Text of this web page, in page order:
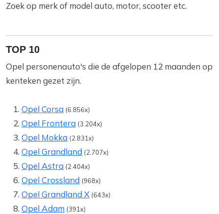
Zoek op merk of model auto, motor, scooter etc.
TOP 10
Opel personenauto's die de afgelopen 12 maanden op
kenteken gezet zijn.
Opel Corsa (6.856x)
Opel Frontera (3.204x)
Opel Mokka (2.831x)
Opel Grandland (2.707x)
Opel Astra (2.404x)
Opel Crossland (968x)
Opel Grandland X (643x)
Opel Adam (391x)